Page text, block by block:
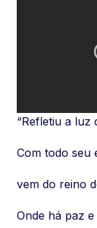
“Refletiu a luz
Com todo seu
vem do reino
Onde há paz